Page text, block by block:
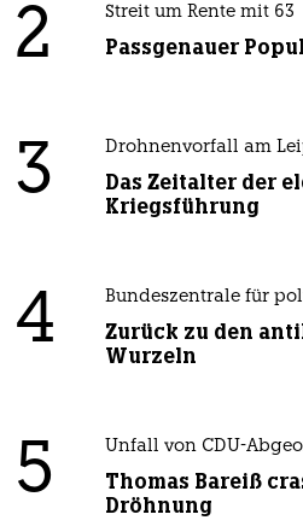
2 Streit um Rente mit 63
Passgenauer
3 Drohnenvorfall am
Das Zeitalter der
Kriegsführung
4 Bundeszentrale für
Zurück zu den
Wurzeln
5 Unfall von CDU-
Thomas Bareiß
Dröhnung